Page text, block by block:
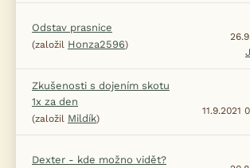
Odstav prasnice
(založil Honza2596)
Zkušenosti s dojením skotu
1x za den
(založil Mildík)
11.9.2021
Dexter - kde možno vidět?